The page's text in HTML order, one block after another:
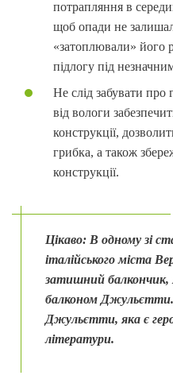
потрапляння в
щоб опади не
«затоплювали» його
підлогу під
Не слід забувати про
від вологи
конструкції,
грибка, а також
конструкції.
Цікаво: В одному зі
італійського міста
затишний балкончик,
балконом Джульєтти.
Джульєтти, яка є
літератури.